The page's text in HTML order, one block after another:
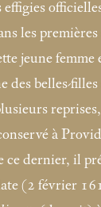
les
jeune femme
des belles-
à
ce dernier, il
(2 février